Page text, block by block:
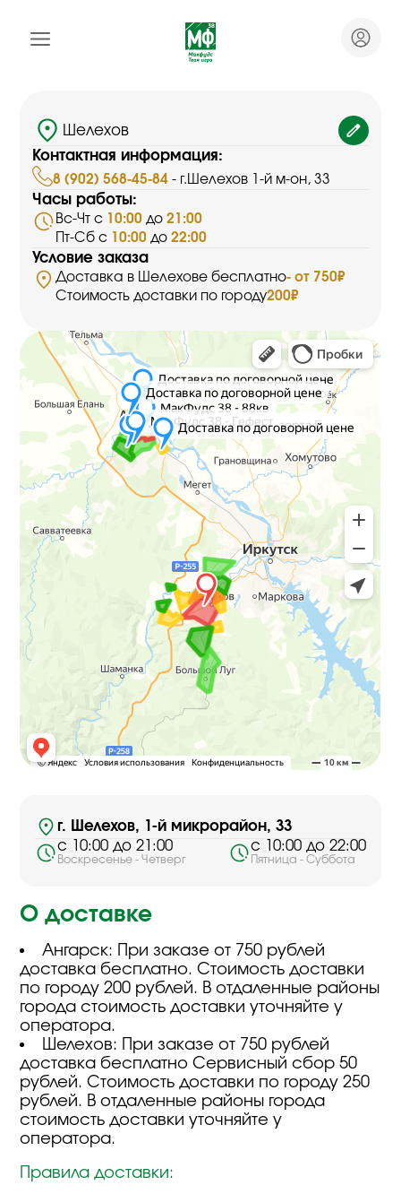
Шелехов
Контактная информация:
8 (902) 568-45-84 - г.Шелехов 1-й м-он, 33
Часы работы:
Вс-Чт с 10:00до 21:00
Пт-Сб с
10:00до 22:00
Условие заказа
Доставка в Шелехове бесплатно- от 750₽
Стоимость доставки по городу200₽
г. Шелехов, 1-й микрорайон, 33
с 10:00 до 21:00
Воскресенье - Четверг
с 10:00 до 22:00
Пятница - Суббота
О доставке
Ангарск: При заказе от 750 рублей
доставка бесплатно. Стоимость доставки
по городу 200 рублей. В отдаленные районы
города стоимость доставки уточняйте у
оператора.
Шелехов: При заказе от 750 рублей
доставка бесплатно Сервисный сбор 50
рублей. Стоимость доставки по городу 250
рублей. В отдаленные районы города
стоимость доставки уточняйте у
оператора.
Правила доставки: